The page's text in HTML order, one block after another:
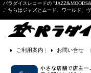
パラダイスレコードの
こちらはジャズとムード、ワールド、
ご利用案内 ｜ お問い合せ